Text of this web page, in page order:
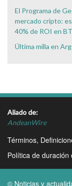
El Programa de
mercado cripto:
40% de ROI en
Última milla en
Aliado de:
AndeanWire
Términos,
Política de
© Noticias y